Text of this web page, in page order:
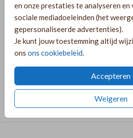
en onze prestaties te analyseren
sociale mediadoeleinden (het
gepersonaliseerde advertenties).
Je kunt jouw toestemming altijd
ons ons cookiebeleid.
Accepteren
Weigeren
PRODUCTINFORMATIE
OMSCHRIJVING
Chique minimalistische trouwkaart
lettertype en een marmerlook
COLLECTIE
Trouwkaarten met dubbelzijdige